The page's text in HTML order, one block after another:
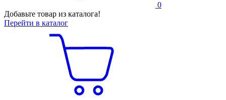
0
Добавьте товар из каталога!
Перейти в каталог